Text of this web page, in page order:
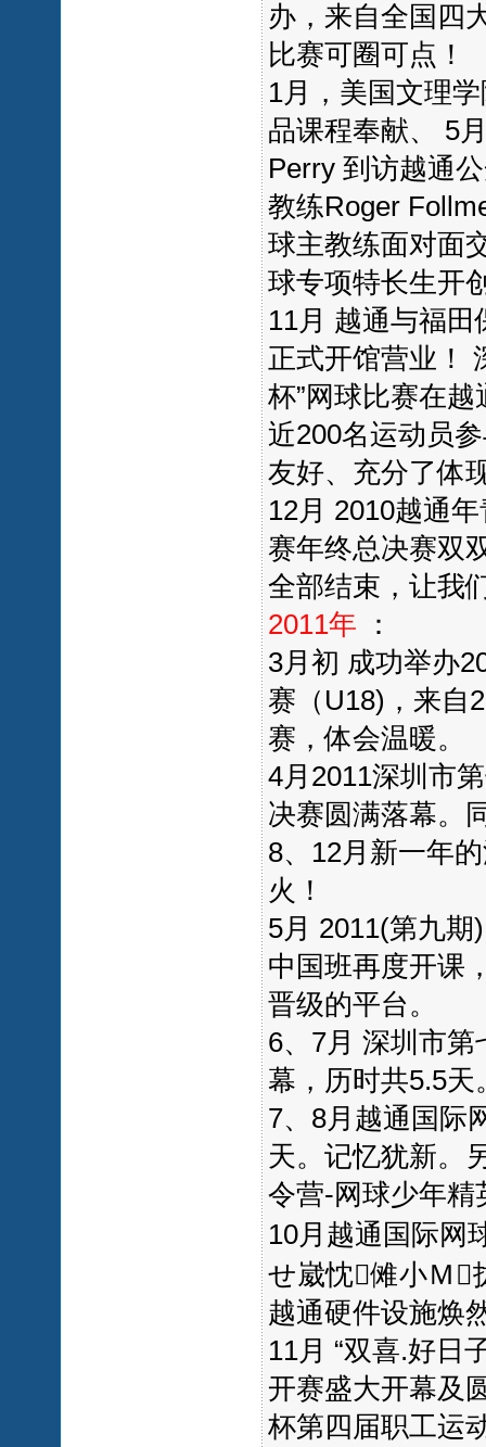
办，来自全国四
比赛可圈可点！
1月，美国文理
品课程奉献、 5
Perry 到访越通
教练Roger
球主教练面对面
球专项特长生开
11月 越通与福
正式开馆营业！
杯”网球比赛在
近200名运动员
友好、充分了体
12月 2010越通
赛年终总决赛双
全部结束，让我
2011年
：
3月初 成功举办
赛（U18)，来自
赛，体会温暖。
4月2011深圳市
决赛圆满落幕。
8、12月新一年
火！
5月 2011(第九
中国班再度开课
晋级的平台。
6、7月 深圳市第
幕，历时共5.5天
7、8月越通国际
天。记忆犹新。
令营-网球少年精
10月越通国际网
せ崴忱傩小Ｍ
越通硬件设施焕
11月 “双喜.好日
开赛盛大开幕及
杯第四届职工运